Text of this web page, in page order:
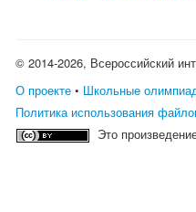
© 2014-2026, Всероссийский
О проекте • Школьные
Политика использования
Это